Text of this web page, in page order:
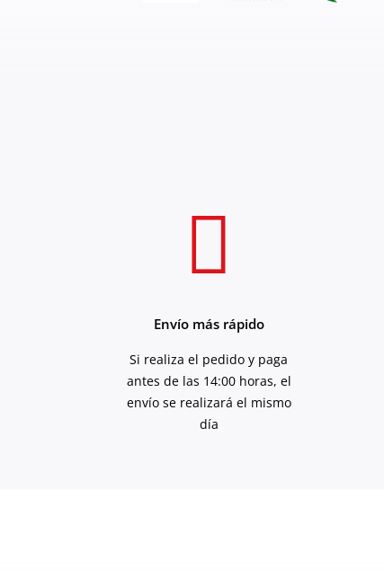
Envío más rápido
Si realiza el pedido y paga
antes de las 14:00 horas, el
envío se realizará el mismo
día